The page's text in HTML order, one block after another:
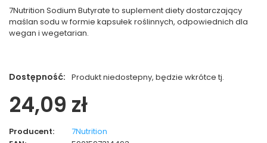
7Nutrition Sodium Butyrate to suplement diety dostarczający
maślan sodu w formie kapsułek roślinnych, odpowiednich dla
wegan i wegetarian.
Dostępność: Produkt niedostepny, będzie wkrótce tj.
24,09 zł
Producent:
7Nutrition